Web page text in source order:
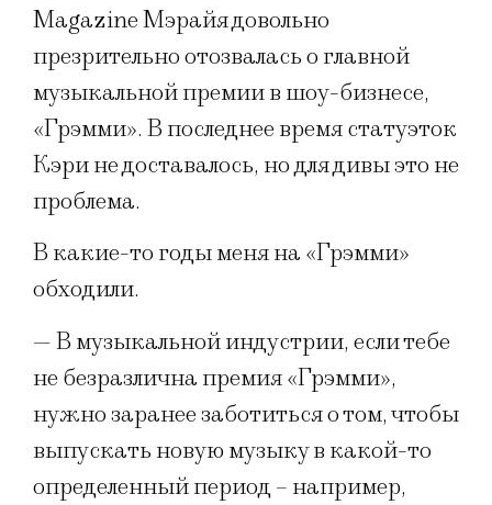
Magazine Мэрайя довольно
презрительно отозвалась о главной
музыкальной премии в шоу-бизнесе,
«Грэмми». В последнее время статуэток
Кэри не доставалось, но для дивы это не
проблема.
В какие-то годы меня на «Грэмми»
обходили.
— В музыкальной индустрии, если тебе
не безразлична премия «Грэмми»,
нужно заранее заботиться о том, чтобы
выпускать новую музыку в какой-то
определенный период – например,